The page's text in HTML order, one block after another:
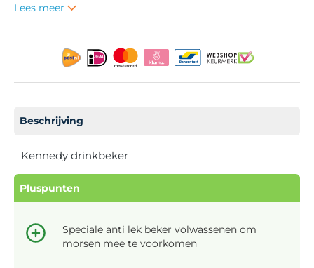
Lees meer
Beschrijving
Kennedy drinkbeker
Pluspunten
Speciale anti lek beker volwassenen om
morsen mee te voorkomen